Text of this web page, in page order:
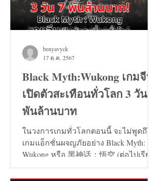
Black Myth:Wukong เกมจีน
เปิดตัวสะเทือนทั่วโลก 3 วัน 7
พันล้านบาท
ในวงการเกมทั่วโลกตอนนี้ จะไม่พูดถึง
เกมแอ็กชั่นผจญภัยอย่าง Black Myth:
Wukong หรือ 黑神话：悟空 (ต่อไปเรียก
ว่า เกมหงอคง) ไม่ได้เลย...
benyavyck
17 ต.ค. 2567